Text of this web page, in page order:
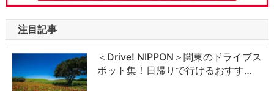
注目記事
＜Drive! NIPPON＞関東のドライブス
ポット集！日帰りで行けるおすす…